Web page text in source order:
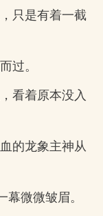
只是有着一截
过。
看着原本没入
的龙象主神从
微微皱眉。